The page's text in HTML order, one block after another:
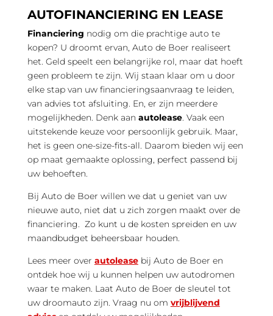
AUTOFINANCIERING EN LEASE
Financiering nodig om die prachtige auto te
kopen? U droomt ervan, Auto de Boer realiseert
het. Geld speelt een belangrijke rol, maar dat hoeft
geen probleem te zijn. Wij staan klaar om u door
elke stap van uw financieringsaanvraag te leiden,
van advies tot afsluiting. En, er zijn meerdere
mogelijkheden. Denk aan autolease. Vaak een
uitstekende keuze voor persoonlijk gebruik. Maar,
het is geen one-size-fits-all. Daarom bieden wij een
op maat gemaakte oplossing, perfect passend bij
uw behoeften.
Bij Auto de Boer willen we dat u geniet van uw
nieuwe auto, niet dat u zich zorgen maakt over de
financiering. Zo kunt u de kosten spreiden en uw
maandbudget beheersbaar houden.
Lees meer over autoleasebij Auto de Boer en
ontdek hoe wij u kunnen helpen uw autodromen
waar te maken. Laat Auto de Boer de sleutel tot
uw droomauto zijn. Vraag nu om vrijblijvend